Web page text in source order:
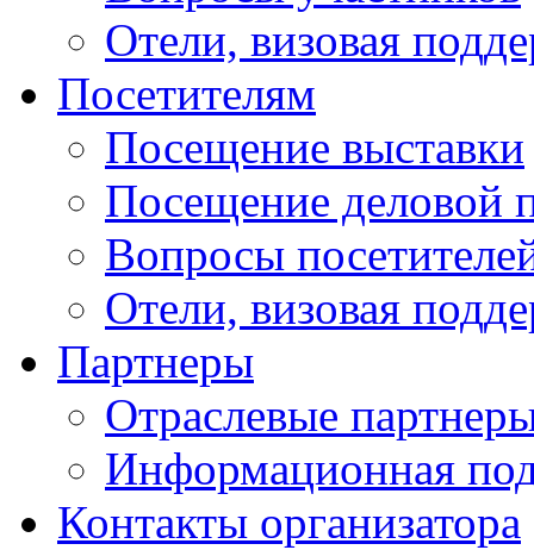
Отели, визовая
Посетителям
Посещение выставки
Посещение деловой
Вопросы
Отели, визовая
Партнеры
Отраслевые
Информационная
Контакты организатора